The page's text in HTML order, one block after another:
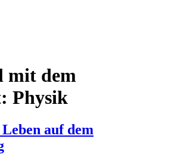
mit dem
Physik
auf dem